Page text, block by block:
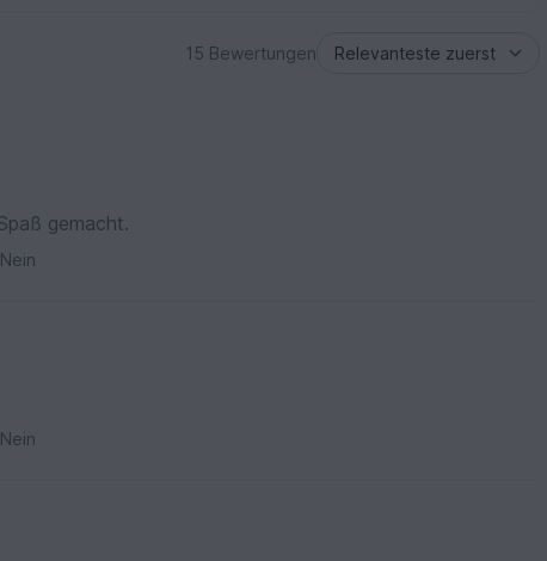
15 Bewertungen
gemacht.
Nein
Nein